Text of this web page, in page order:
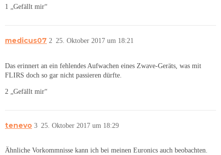
1 „Gefällt mir“
medicus07 25. Oktober 2017 um 18:21
2
Das erinnert an ein fehlendes Aufwachen eines Zwave-Geräts, was mit
FLIRS doch so gar nicht passieren dürfte.
2 „Gefällt mir“
tenevo 25. Oktober 2017 um 18:29
3
Ähnliche Vorkommnisse kann ich bei meinen Euronics auch beobachten.